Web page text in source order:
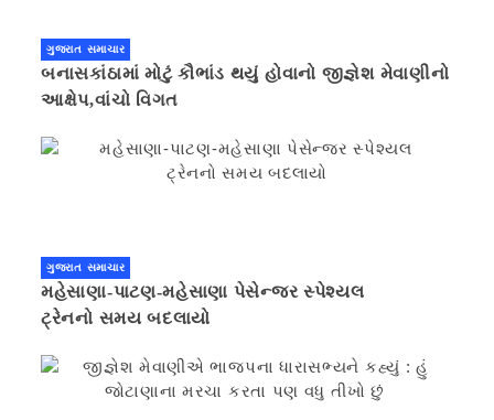
ગુજરાત સમાચાર
બનાસકાંઠામાં મોટું કૌભાંડ થયું હોવાનો જીજ્ઞેશ મેવાણીનો
આક્ષેપ,વાંચો વિગત
ગુજરાત સમાચાર
મહેસાણા-પાટણ-મહેસાણા પેસેન્જર સ્પેશ્યલ
ટ્રેનનો સમય બદલાયો